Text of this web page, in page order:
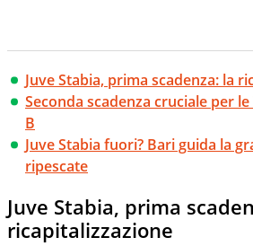
Juve Stabia, prima scadenza: la
Seconda scadenza cruciale per
B
Juve Stabia fuori? Bari guida la
ripescate
Juve Stabia, prima
ricapitalizzazione